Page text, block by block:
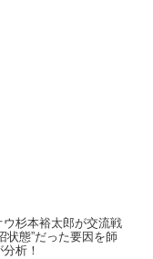
杉本裕太郎が交流戦
状態”だった要因を師
析！